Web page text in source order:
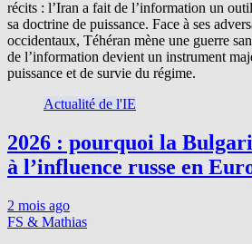
récits : l’Iran a fait de l’information un
sa doctrine de puissance. Face à ses
occidentaux, Téhéran mène une guerre
de l’information devient un instrument
puissance et de survie du régime.
Actualité de l'IE
2026 : pourquoi la
à l’influence russe en
2 mois ago
FS & Mathias